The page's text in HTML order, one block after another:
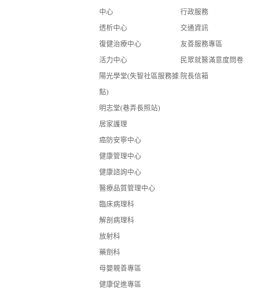
中心
透析中心
復健治療中心
活力中心
陽光學堂(失智社區服務據
點)
明志堂(巷弄長照站)
居家護理
癌防安寧中心
健康管理中心
健康諮詢中心
醫療品質管理中心
臨床病理科
解剖病理科
放射科
藥劑科
母嬰親善專區
健康促進專區
行政服務
交通資訊
友善服務專區
民眾就醫滿意度問卷
院長信箱